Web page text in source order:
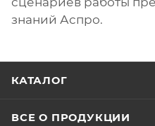
знаний Аспро.
КАТАЛОГ
ВСЕ О ПРОДУКЦИИ